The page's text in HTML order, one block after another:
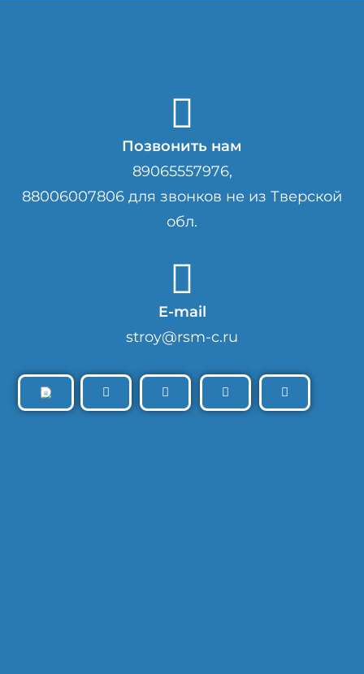
Позвонить нам
89065557976,
88006007806 для звонков не из Тверской
обл.
E-mail
stroy@rsm-c.ru